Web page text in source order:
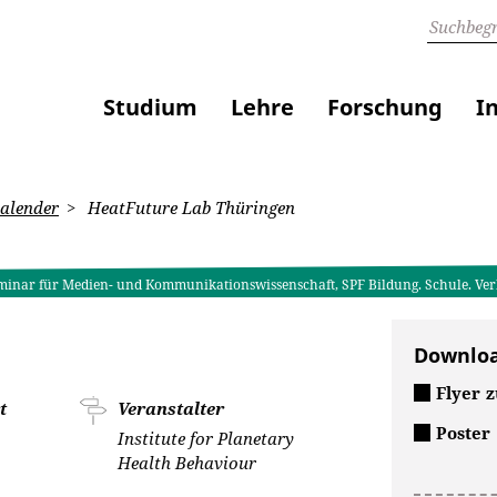
Studium Lehre Forschung
HeatFuture Lab Thüringen
für Medien- und Kommunikationswissenschaft, SPF Bildung. Schule.
Veranstalter
Institute for Planetary
Health Behaviour
Flyer
Poster